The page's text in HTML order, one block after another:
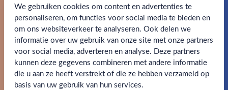
Ben jij 18 jaar of ouder?
Ja Nee
We gebruiken cookies om content en advertenties te
personaliseren, om functies voor social media te bieden en
om ons websiteverkeer te analyseren. Ook delen we
informatie over uw gebruik van onze site met onze partners
voor social media, adverteren en analyse. Deze partners
kunnen deze gegevens combineren met andere informatie
die u aan ze heeft verstrekt of die ze hebben verzameld op
basis van uw gebruik van hun services.
Schrijf je in en ontvang direct 5% korting op je eerste
bestelling.
Email
Claim mijn korting